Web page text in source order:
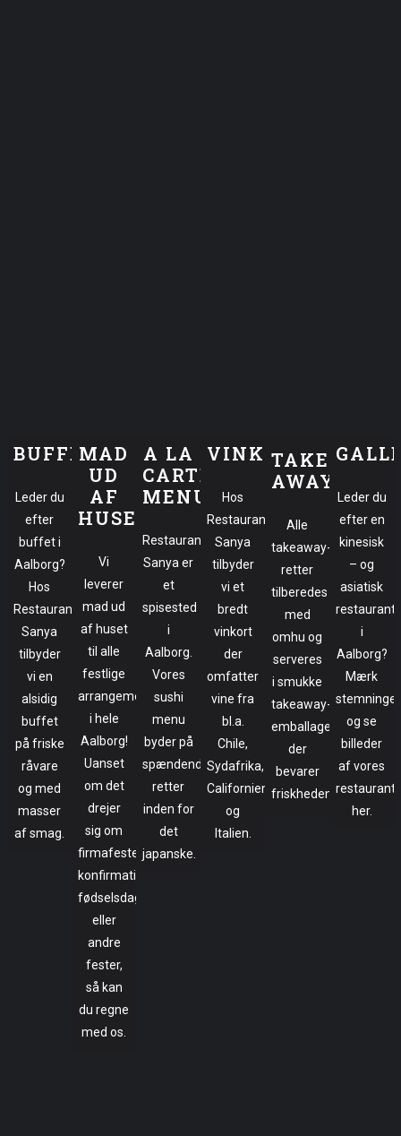
BUFFET
Leder du
efter
buffet i
Aalborg?
Hos
Restaurant
Sanya
tilbyder
vi en
alsidig
buffet
på friske
råvare
og med
masser
af smag.
MAD
UD
AF
HUSET
Vi
leverer
mad ud
af huset
til alle
festlige
arrangementer
i hele
Aalborg!
Uanset
om det
drejer
sig om
firmafester,
konfirmation,
fødselsdag
eller
andre
fester,
så kan
du regne
med os.
A LA
CARTE
MENU
Restaurant
Sanya er
et
spisested
i
Aalborg.
Vores
sushi
menu
byder på
spændende
retter
inden for
det
japanske.
VINKORT
Hos
Restaurant
Sanya
tilbyder
vi et
bredt
vinkort
der
omfatter
vine fra
bl.a.
Chile,
Sydafrika,
Californien
og
Italien.
TAKE-
AWAY
Alle
takeaway-
retter
tilberedes
med
omhu og
serveres
i smukke
takeaway-
emballager,
der
bevarer
friskheden.
Leder du
efter en
kinesisk
– og
asiatisk
restaurant
i
Aalborg?
Mærk
og se
billeder
af vores
restaurant
her.